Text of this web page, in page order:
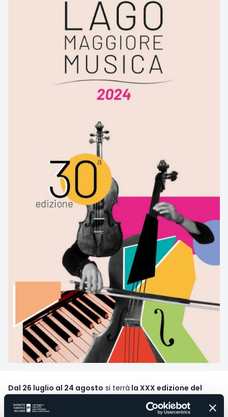
Dal 26 luglio al 24 agosto si terrà la XXX edizione del
festival LagoMaggioreMusica:19 appuntamenti sulle due
sponde del Verbano con grandi nomi del concertismo,